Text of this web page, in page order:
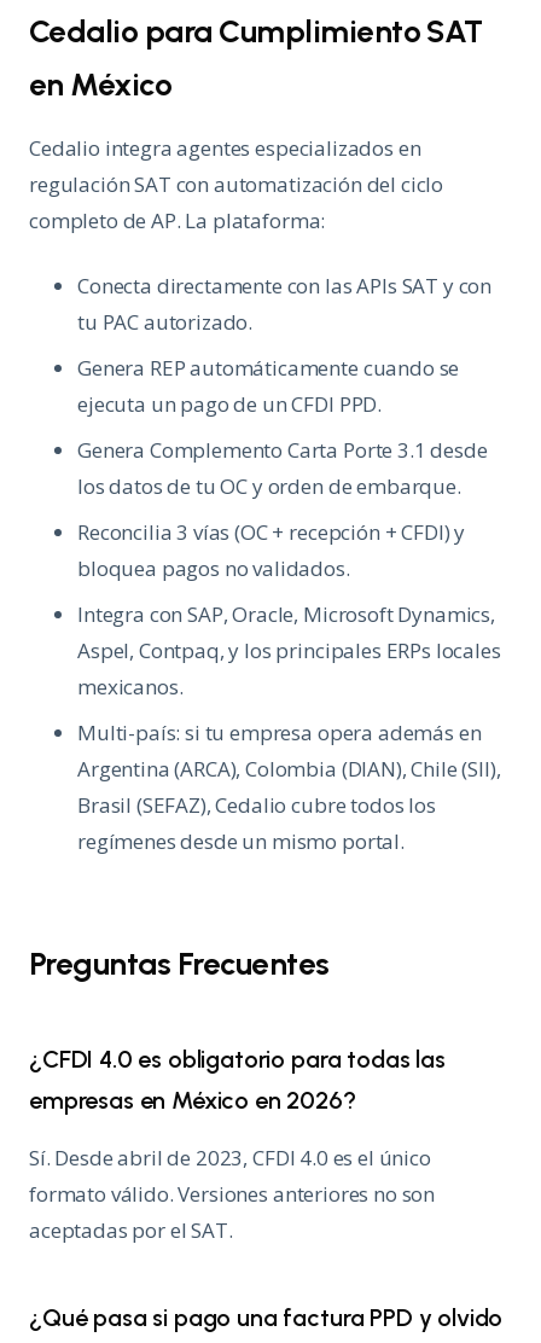
Cedalio para Cumplimiento SAT
en México
Cedalio integra agentes especializados en
regulación SAT con automatización del ciclo
completo de AP. La plataforma:
Conecta directamente con las APIs SAT y con
tu PAC autorizado.
Genera REP automáticamente cuando se
ejecuta un pago de un CFDI PPD.
Genera Complemento Carta Porte 3.1 desde
los datos de tu OC y orden de embarque.
Reconcilia 3 vías (OC + recepción + CFDI) y
bloquea pagos no validados.
Integra con SAP, Oracle, Microsoft Dynamics,
Aspel, Contpaq, y los principales ERPs locales
mexicanos.
Multi-país: si tu empresa opera además en
Argentina (ARCA), Colombia (DIAN), Chile (SII),
Brasil (SEFAZ), Cedalio cubre todos los
regímenes desde un mismo portal.
Preguntas Frecuentes
¿CFDI 4.0 es obligatorio para todas las
empresas en México en 2026?
Sí. Desde abril de 2023, CFDI 4.0 es el único
formato válido. Versiones anteriores no son
aceptadas por el SAT.
¿Qué pasa si pago una factura PPD y olvido